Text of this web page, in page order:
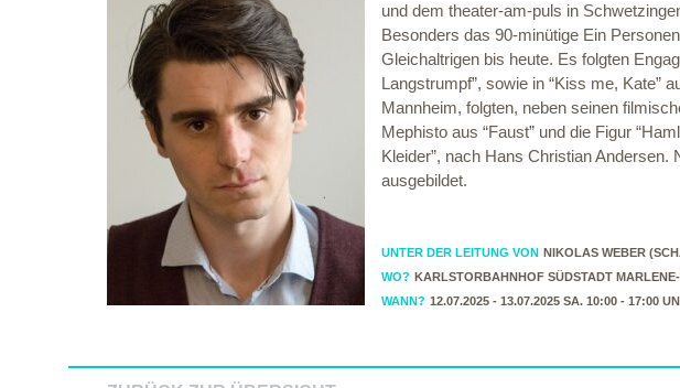
und dem theater-am-puls in
Besonders das 90-minütige Ein
Gleichaltrigen bis heute. Es folgten
Langstrumpf”, sowie in “Kiss me, Kate”
Mannheim, folgten, neben seinen
Mephisto aus “Faust” und die Figur
Kleider”, nach Hans Christian
ausgebildet.
UNTER DER LEITUNG VON NIKOLAS WEBER
WO? KARLSTORBAHNHOF SÜDSTADT
WANN? 12.07.2025 - 13.07.2025 SA. 10:00 - 17:00